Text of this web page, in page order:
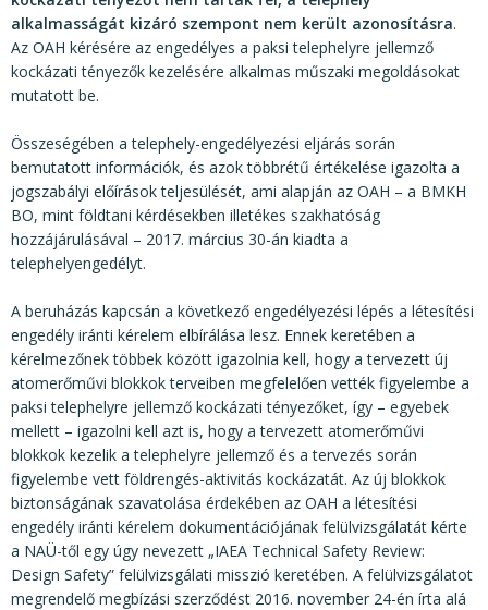
alkalmasságát kizáró szempont nem került azonosításra.
Az OAH kérésére az engedélyes a paksi telephelyre jellemző
kockázati tényezők kezelésére alkalmas műszaki megoldásokat
mutatott be.
Összeségében a telephely-engedélyezési eljárás során
bemutatott információk, és azok többrétű értékelése igazolta a
jogszabályi előírások teljesülését, ami alapján az OAH – a BMKH
BO, mint földtani kérdésekben illetékes szakhatóság
hozzájárulásával – 2017. március 30-án kiadta a
telephelyengedélyt.
A beruházás kapcsán a következő engedélyezési lépés a létesítési
engedély iránti kérelem elbírálása lesz. Ennek keretében a
kérelmezőnek többek között igazolnia kell, hogy a tervezett új
atomerőművi blokkok terveiben megfelelően vették figyelembe a
paksi telephelyre jellemző kockázati tényezőket, így – egyebek
mellett – igazolni kell azt is, hogy a tervezett atomerőművi
blokkok kezelik a telephelyre jellemző és a tervezés során
figyelembe vett földrengés-aktivitás kockázatát. Az új blokkok
biztonságának szavatolása érdekében az OAH a létesítési
engedély iránti kérelem dokumentációjának felülvizsgálatát kérte
a NAÜ-től egy úgy nevezett „IAEA Technical Safety Review:
Design Safety” felülvizsgálati misszió keretében. A felülvizsgálatot
megrendelő megbízási szerződést 2016. november 24-én írta alá